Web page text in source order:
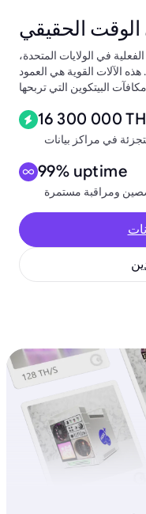
الحقيقي
في الولايات المتحدة،
الآلات القوية هي العمود
البيتكوين التي تربحها
16 300 000 TH
99% uptime
ومراقبة مستمرة